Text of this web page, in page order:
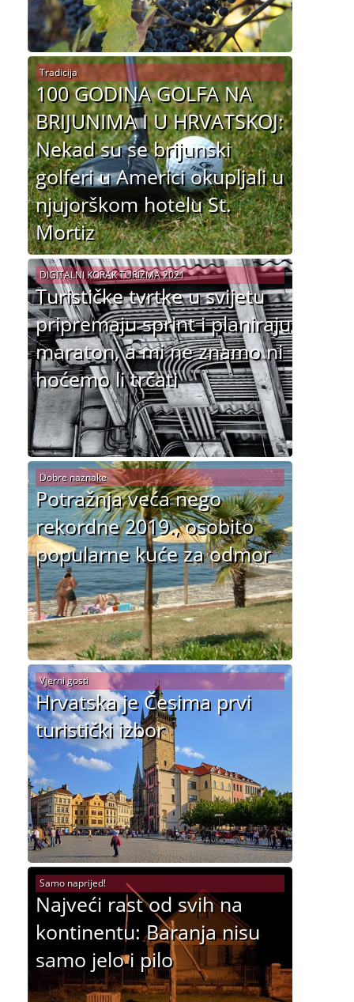
100 GODINA GOLFA NA
BRIJUNIMA I U HRVATSKOJ:
Nekad su se brijunski
golferi u Americi okupljali u
njujorškom hotelu St.
Mortiz
Tradicija
Turističke tvrtke u svijetu
pripremaju sprint i planiraju
maraton, a mi ne znamo ni
hoćemo li trčati
DIGITALNI KORAK TURIZMA 2021
Potražnja veća nego
rekordne 2019., osobito
popularne kuće za odmor
Dobre naznake
Hrvatska je Česima prvi
turistički izbor
Vjerni gosti
Najveći rast od svih na
kontinentu: Baranja nisu
samo jelo i pilo
Samo naprijed!